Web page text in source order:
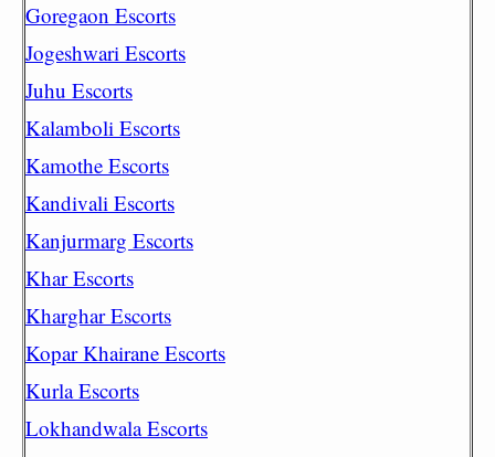
Goregaon Escorts
Jogeshwari Escorts
Juhu Escorts
Kalamboli Escorts
Kamothe Escorts
Kandivali Escorts
Kanjurmarg Escorts
Khar Escorts
Kharghar Escorts
Kopar Khairane Escorts
Kurla Escorts
Lokhandwala Escorts